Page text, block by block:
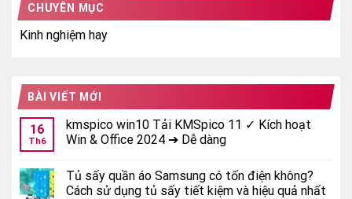
CHUYÊN MỤC
Kinh nghiệm hay
BÀI VIẾT MỚI
16
Th6
kmspico win10 Tải KMSpico 11 ✓ Kích hoạt
Win & Office 2024 ➔ Dễ dàng
Tủ sấy quần áo Samsung có tốn điện không?
Cách sử dụng tủ sấy tiết kiệm và hiệu quả nhất